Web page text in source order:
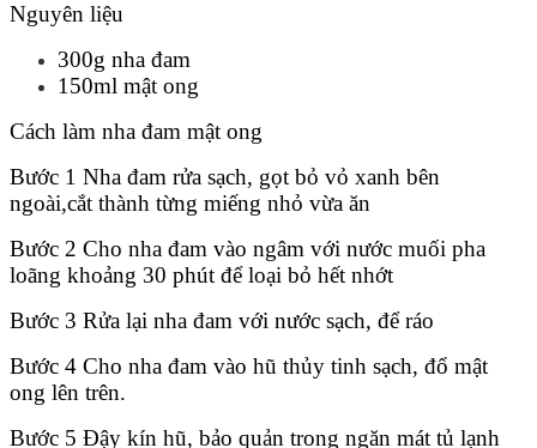
Nguyên liệu
300g nha đam
150ml mật ong
Cách làm nha đam mật ong
Bước 1 Nha đam rửa sạch, gọt bỏ vỏ xanh bên
ngoài,cắt thành từng miếng nhỏ vừa ăn
Bước 2 Cho nha đam vào ngâm với nước muối pha
loãng khoảng 30 phút để loại bỏ hết nhớt
Bước 3 Rửa lại nha đam với nước sạch, để ráo
Bước 4 Cho nha đam vào hũ thủy tinh sạch, đổ mật
ong lên trên.
Bước 5 Đậy kín hũ, bảo quản trong ngăn mát tủ lạnh